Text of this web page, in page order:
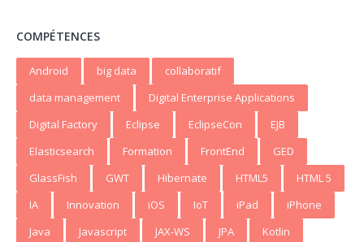
COMPÉTENCES
Android big data
collaboratif
data management
Digital Enterprise Applications
Digital Factory
Eclipse EclipseCon
EJB
Elasticsearch
Formation FrontEnd
GED
GlassFish
GWT Hibernate HTML5
HTML 5
IA
Innovation iOS IoT iPad
iPhone
Java
Javascript JAX-WS JPA
Kotlin